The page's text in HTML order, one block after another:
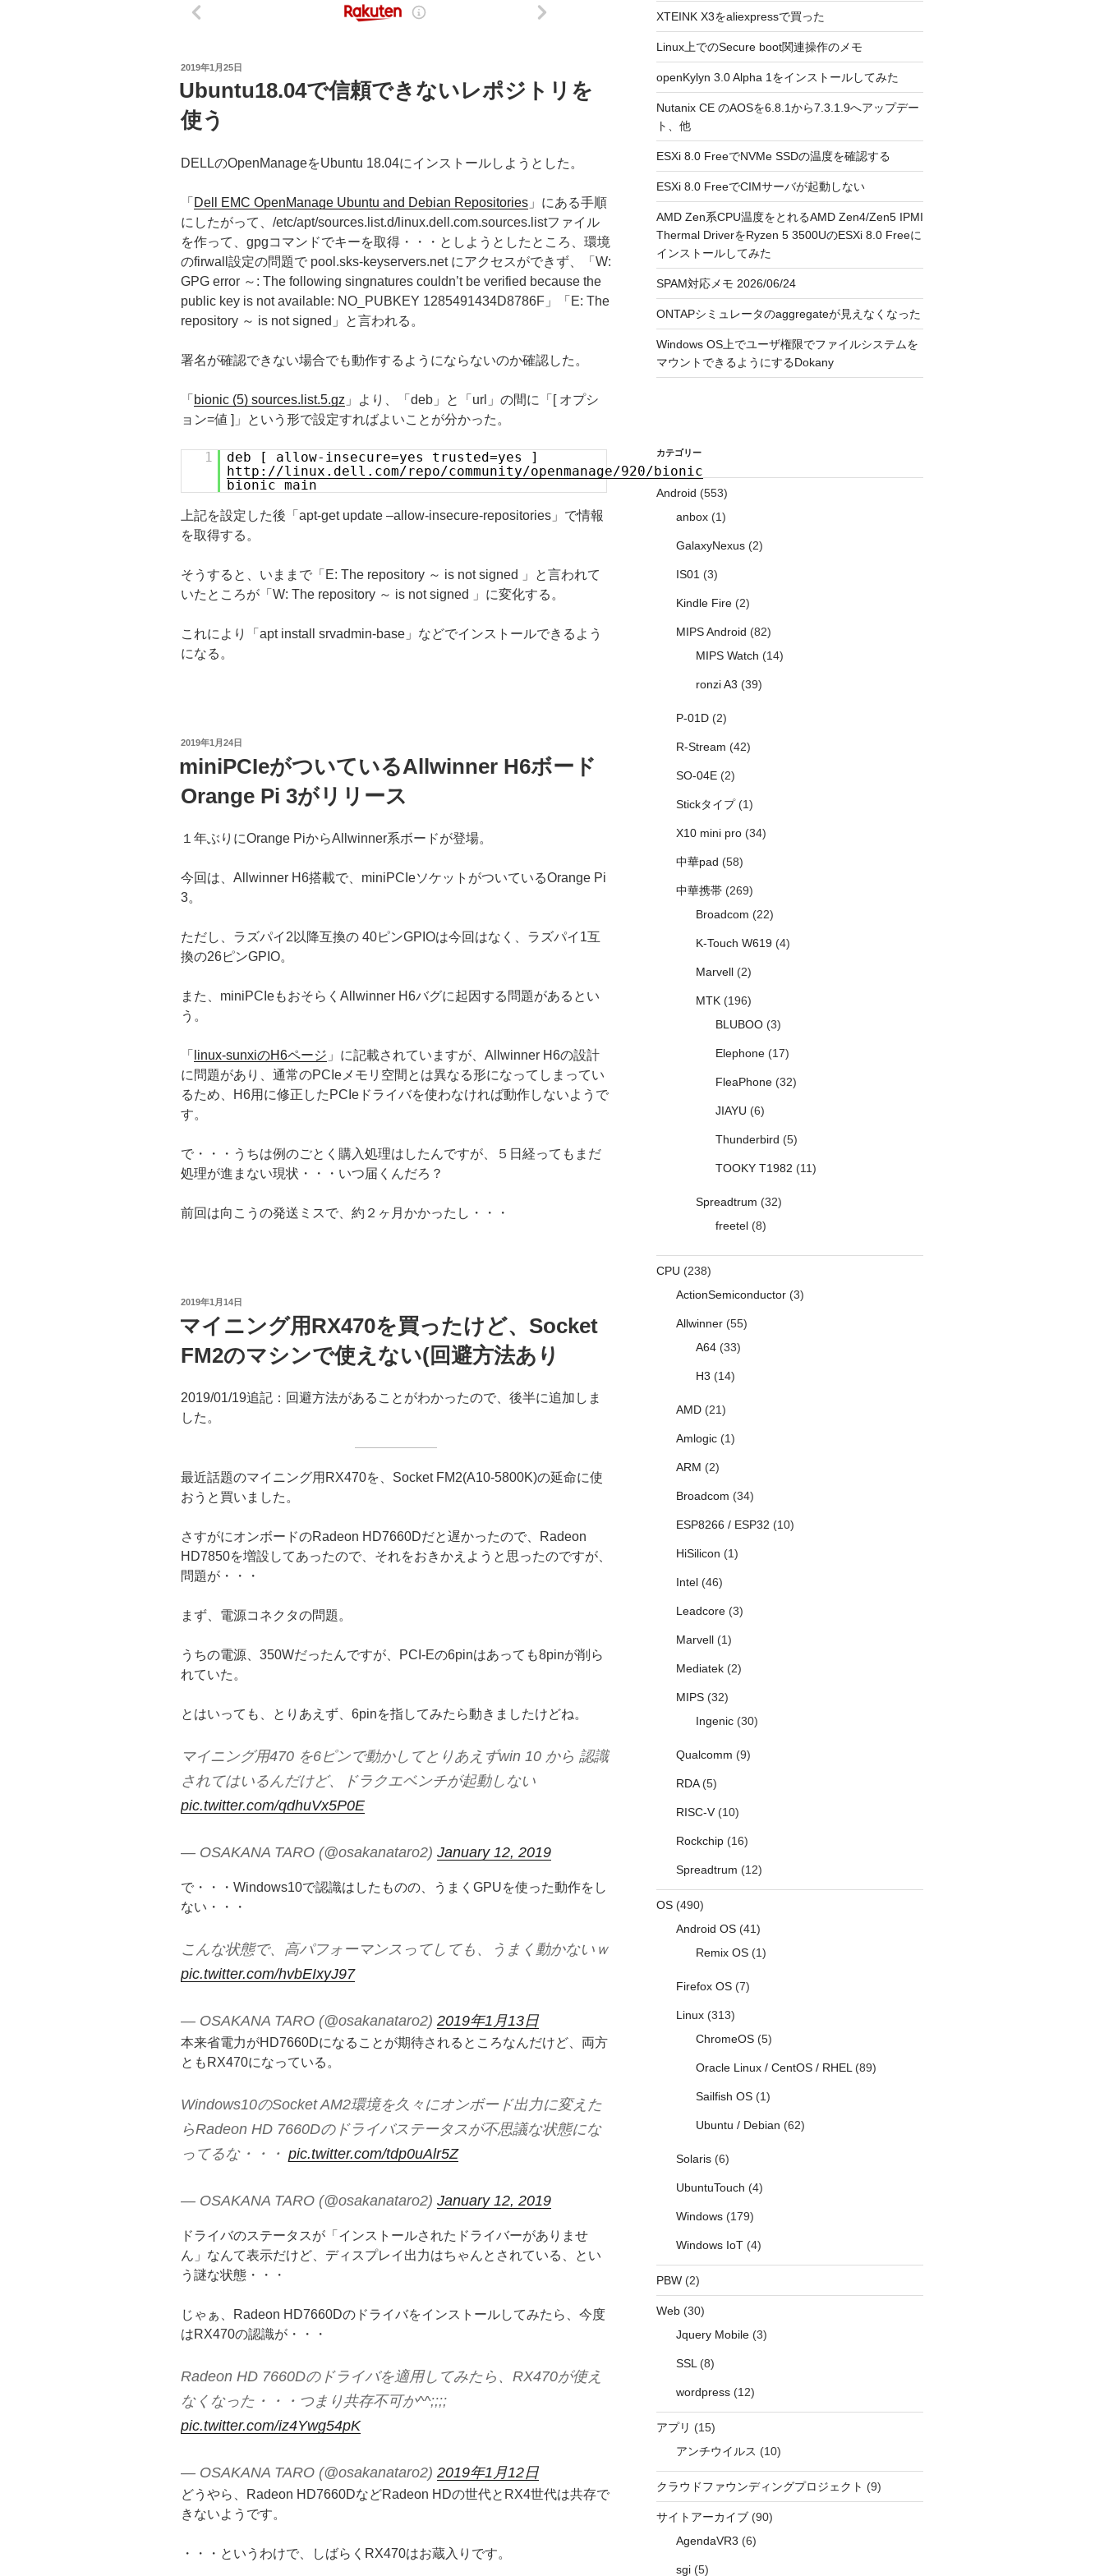
投
日:
2019年1月25日
Ubuntu18.04で信頼できないレポジトリを
使う
DELLのOpenManageをUbuntu 18.04にインストールしようとした。
「 Dell EMC OpenManage Ubuntu and Debian Repositories 」にある手順
にしたがって、/etc/apt/sources.list.d/linux.dell.com.sources.listファイル
を作って、gpgコマンドでキーを取得・・・としようとしたところ、環境
のfirwall設定の問題で pool.sks-keyservers.net にアクセスができず、「W:
GPG error ～: The following singnatures couldn’t be verified because the
public key is not available: NO_PUBKEY 1285491434D8786F」「E: The
repository ～ is not signed」と言われる。
署名が確認できない場合でも動作するようにならないのか確認した。
「 bionic (5) sources.list.5.gz 」より、「deb」と「url」の間に「[ オプシ
ョン=値 ]」という形で設定すればよいことが分かった。
1
deb [ allow-insecure=yes trusted=yes ]
http://linux.dell.com/repo/community/openmanage/920/bionic
bionic main
上記を設定した後「apt-get update –allow-insecure-repositories」で情報
を取得する。
そうすると、いままで「E: The repository ～ is not signed 」と言われて
いたところが「W: The repository ～ is not signed 」に変化する。
これにより「apt install srvadmin-base」などでインストールできるよう
になる。
投
日:
2019年1月24日
miniPCIeがついているAllwinner H6ボード
Orange Pi 3がリリース
１年ぶりにOrange PiからAllwinner系ボードが登場。
今回は、Allwinner H6搭載で、miniPCIeソケットがついているOrange Pi
3。
ただし、ラズパイ2以降互換の 40ピンGPIOは今回はなく、ラズパイ1互
換の26ピンGPIO。
また、miniPCIeもおそらくAllwinner H6バグに起因する問題があるとい
う。
「 linux-sunxiのH6ページ 」に記載されていますが、Allwinner H6の設計
に問題があり、通常のPCIeメモリ空間とは異なる形になってしまってい
るため、H6用に修正したPCIeドライバを使わなければ動作しないようで
す。
で・・・うちは例のごとく購入処理はしたんですが、５日経ってもまだ
処理が進まない現状・・・いつ届くんだろ？
前回は向こうの発送ミスで、約２ヶ月かかったし・・・
投
日:
2019年1月14日
マイニング用RX470を買ったけど、Socket
FM2のマシンで使えない(回避方法あり
2019/01/19追記：回避方法があることがわかったので、後半に追加しま
した。
最近話題のマイニング用RX470を、Socket FM2(A10-5800K)の延命に使
おうと買いました。
さすがにオンボードのRadeon HD7660Dだと遅かったので、Radeon
HD7850を増設してあったので、それをおきかえようと思ったのですが、
問題が・・・
まず、電源コネクタの問題。
うちの電源、350Wだったんですが、PCI-Eの6pinはあっても8pinが削ら
れていた。
とはいっても、とりあえず、6pinを指してみたら動きましたけどね。
マイニング用470 を6ピンで動かしてとりあえずwin 10 から 認識
されてはいるんだけど、ドラクエベンチが起動しない
pic.twitter.com/qdhuVx5P0E
— OSAKANA TARO (@osakanataro2) January 12, 2019
で・・・Windows10で認識はしたものの、うまくGPUを使った動作をし
ない・・・
こんな状態で、高パフォーマンスってしても、うまく動かないｗ
pic.twitter.com/hvbEIxyJ97
— OSAKANA TARO (@osakanataro2) 2019年1月13日
本来省電力がHD7660Dになることが期待されるところなんだけど、両方
ともRX470になっている。
Windows10のSocket AM2環境を久々にオンボード出力に変えた
らRadeon HD 7660Dのドライバステータスが不思議な状態にな
ってるな・・・ pic.twitter.com/tdp0uAlr5Z
— OSAKANA TARO (@osakanataro2) January 12, 2019
ドライバのステータスが「インストールされたドライバーがありませ
ん」なんて表示だけど、ディスプレイ出力はちゃんとされている、とい
う謎な状態・・・
じゃぁ、Radeon HD7660Dのドライバをインストールしてみたら、今度
はRX470の認識が・・・
Radeon HD 7660Dのドライバを適用してみたら、RX470が使え
なくなった・・・つまり共存不可か^^;;;;
pic.twitter.com/iz4Ywg54pK
— OSAKANA TARO (@osakanataro2) 2019年1月12日
どうやら、Radeon HD7660DなどRadeon HDの世代とRX4世代は共存で
きないようです。
・・・というわけで、しばらくRX470はお蔵入りです。
XTEINK X3をaliexpressで買った
Linux上でのSecure boot関連操作のメモ
openKylyn 3.0 Alpha 1をインストールしてみた
Nutanix CE のAOSを6.8.1から7.3.1.9へアップデー
ト、他
ESXi 8.0 FreeでNVMe SSDの温度を確認する
ESXi 8.0 FreeでCIMサーバが起動しない
AMD Zen系CPU温度をとれるAMD Zen4/Zen5 IPMI
Thermal DriverをRyzen 5 3500UのESXi 8.0 Freeに
インストールしてみた
SPAM対応メモ 2026/06/24
ONTAPシミュレータのaggregateが見えなくなった
Windows OS上でユーザ権限でファイルシステムを
マウントできるようにするDokany
カテゴリー
Android (553)
anbox(1)
GalaxyNexus(2)
IS01 (3)
Kindle Fire(2)
MIPS Android (82)
MIPS Watch (14)
ronzi A3 (39)
P-01D(2)
R-Stream (42)
SO-04E(2)
Stickタイプ(1)
X10 mini pro(34)
中華pad (58)
中華携帯(269)
Broadcom (22)
K-Touch W619(4)
Marvell(2)
MTK(196)
BLUBOO(3)
Elephone(17)
FleaPhone(32)
JIAYU (6)
Thunderbird (5)
TOOKY T1982 (11)
Spreadtrum (32)
freetel(8)
CPU (238)
ActionSemiconductor(3)
Allwinner(55)
A64(33)
H3 (14)
AMD(21)
Amlogic(1)
ARM (2)
Broadcom (34)
ESP8266 / ESP32 (10)
HiSilicon (1)
Intel(46)
Leadcore(3)
Marvell(1)
Mediatek(2)
MIPS(32)
Ingenic(30)
Qualcomm (9)
RDA(5)
RISC-V(10)
Rockchip(16)
Spreadtrum (12)
OS(490)
Android OS(41)
Remix OS(1)
Firefox OS(7)
Linux(313)
ChromeOS(5)
Oracle Linux / CentOS / RHEL (89)
Sailfish OS(1)
Ubuntu / Debian (62)
Solaris(6)
UbuntuTouch (4)
Windows(179)
Windows IoT(4)
PBW(2)
Web(30)
Jquery Mobile(3)
SSL (8)
wordpress(12)
アプリ (15)
アンチウイルス (10)
クラウドファウンディングプロジェクト (9)
サイトアーカイブ(90)
AgendaVR3 (6)
sgi(5)